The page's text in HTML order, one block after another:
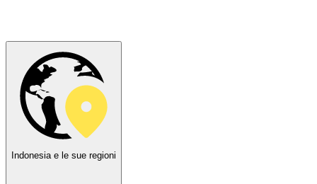
Indonesia e le sue regioni